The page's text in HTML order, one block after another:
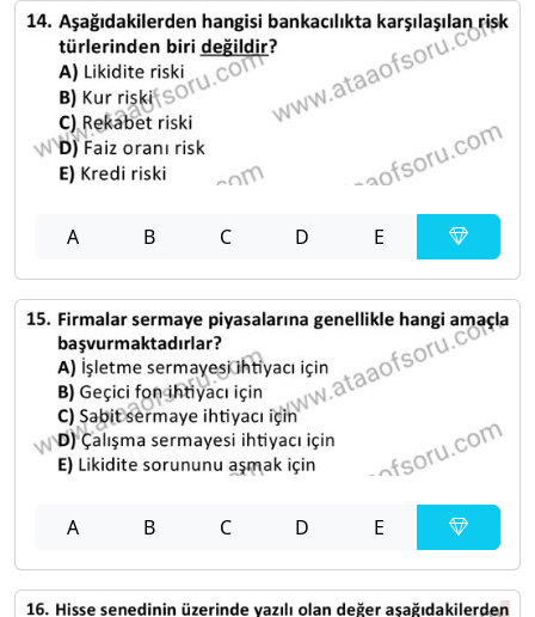
A B C D E
A B C D E